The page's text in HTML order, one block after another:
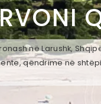
në Larushk,
qëndrime në